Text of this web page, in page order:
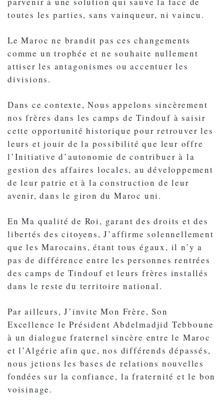
toutes les parties, sans vainqueur, ni vaincu.
Le Maroc ne brandit pas ces changements
comme un trophée et ne souhaite nullement
attiser les antagonismes ou accentuer les
divisions.
Dans ce contexte, Nous appelons sincèrement
nos frères dans les camps de Tindouf à saisir
cette opportunité historique pour retrouver les
leurs et jouir de la possibilité que leur offre
l’Initiative d’autonomie de contribuer à la
gestion des affaires locales, au développement
de leur patrie et à la construction de leur
avenir, dans le giron du Maroc uni.
En Ma qualité de Roi, garant des droits et des
libertés des citoyens, J’affirme solennellement
que les Marocains, étant tous égaux, il n’y a
pas de différence entre les personnes rentrées
des camps de Tindouf et leurs frères installés
dans le reste du territoire national.
Par ailleurs, J’invite Mon Frère, Son
Excellence le Président Abdelmadjid Tebboune
à un dialogue fraternel sincère entre le Maroc
et l’Algérie afin que, nos différends dépassés,
nous jetions les bases de relations nouvelles
fondées sur la confiance, la fraternité et le bon
voisinage.